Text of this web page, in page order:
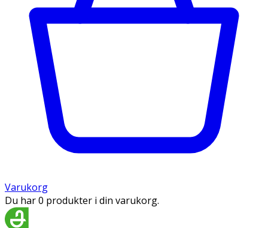
Varukorg
Du har 0 produkter i din varukorg.